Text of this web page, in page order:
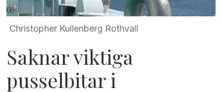
Christopher Kullenberg Rothvall
Saknar viktiga
pusselbitar i